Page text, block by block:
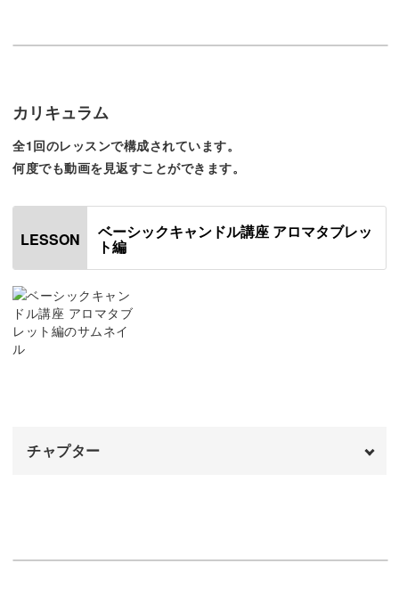
ーしますので初心者さんにもおすすめです♪
華やかすぎないシンプルなデザイン
韓国のアロマタブレットはお花などを使わず、シンプルな
デザインが人気なんです。
色の組み合わせによってはシックにもポップにも作れるん
カリキュラム
全1回のレッスンで構成されています。
何度でも動画を見返すことができます。
LESSON ベーシックキャンドル講座 アロマタブレッ
ト編
チャプター